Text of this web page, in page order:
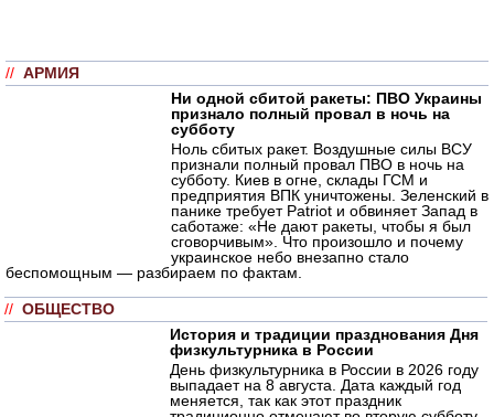
// АРМИЯ
Ни одной сбитой ракеты: ПВО Украины
признало полный провал в ночь на
субботу
Ноль сбитых ракет. Воздушные силы ВСУ
признали полный провал ПВО в ночь на
субботу. Киев в огне, склады ГСМ и
предприятия ВПК уничтожены. Зеленский в
панике требует Patriot и обвиняет Запад в
саботаже: «Не дают ракеты, чтобы я был
сговорчивым». Что произошло и почему
украинское небо внезапно стало
беспомощным — разбираем по фактам.
// ОБЩЕСТВО
История и традиции празднования Дня
физкультурника в России
День физкультурника в России в 2026 году
выпадает на 8 августа. Дата каждый год
меняется, так как этот праздник